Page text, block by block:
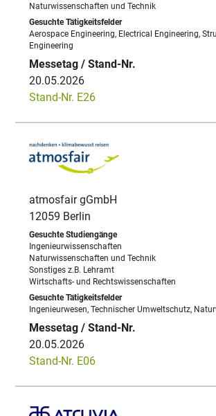
Naturwissenschaften und Technik
Aerospace Engineering, Electrical Engineering,
Engineering
20.05.2026
Stand-Nr. E26
atmosfair gGmbH
12059 Berlin
Ingenieurwissenschaften
Naturwissenschaften und Technik
Sonstiges z.B. Lehramt
Wirtschafts- und Rechtswissenschaften
Ingenieurwesen, Technischer Umweltschutz,
20.05.2026
Stand-Nr. E06